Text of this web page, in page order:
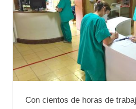
Con cientos de horas de